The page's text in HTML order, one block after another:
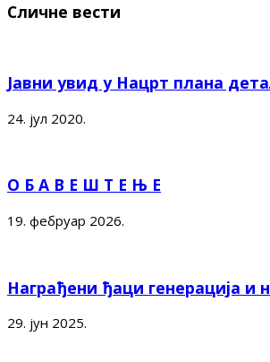
Сличне вести
Јавни увид у Нацрт плана
24. јул 2020.
О Б А В Е Ш Т Е Њ Е
19. фебруар 2026.
Награђени ђаци генерација и
29. јун 2025.